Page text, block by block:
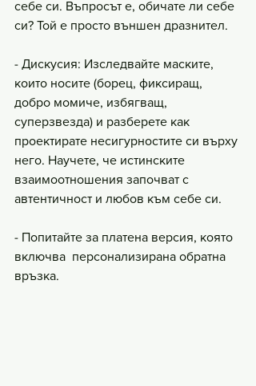
себе си. Въпросът е, обичате ли себе
си? Той е просто външен дразнител.
- Дискусия: Изследвайте маските,
които носите (борец, фиксиращ,
добро момиче, избягващ,
суперзвезда) и разберете как
проектирате несигурностите си върху
него. Научете, че истинските
взаимоотношения започват с
автентичност и любов към себе си.
- Попитайте за платена версия, която
включва  персонализирана обратна
връзка.